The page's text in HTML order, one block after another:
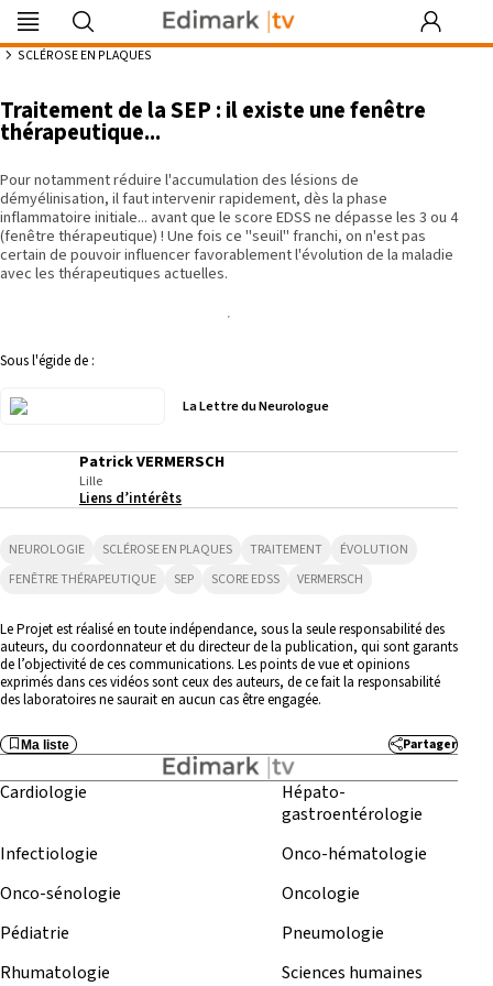
Formation
vous by Curie
Identifiant ou mot de passe oublié
Besoin d'aide ?
SCLÉROSE EN PLAQUES
6:53
Ma liste Partager
Traitement de la SEP : il existe une fenêtre
thérapeutique...
Pour notamment réduire l'accumulation des lésions de
démyélinisation, il faut intervenir rapidement, dès la phase
inflammatoire initiale... avant que le score EDSS ne dépasse les 3 ou 4
(fenêtre thérapeutique) ! Une fois ce "seuil" franchi, on n'est pas
certain de pouvoir influencer favorablement l'évolution de la maladie
avec les thérapeutiques actuelles.
Sous l'égide de :
La Lettre du Neurologue
Patrick VERMERSCH
Lille
Liens d’intérêts
NEUROLOGIE SCLÉROSE EN PLAQUES TRAITEMENT
ÉVOLUTION
FENÊTRE THÉRAPEUTIQUE
SEP SCORE EDSS VERMERSCH
Le Projet est réalisé en toute indépendance, sous la seule responsabilité des
auteurs, du coordonnateur et du directeur de la publication, qui sont garants
de l’objectivité de ces communications. Les points de vue et opinions
exprimés dans ces vidéos sont ceux des auteurs, de ce fait la responsabilité
des laboratoires ne saurait en aucun cas être engagée.
Cardiologie
Hépato-
gastroentérologie
Infectiologie
Onco-hématologie
Onco-sénologie
Oncologie
Pédiatrie
Pneumologie
Rhumatologie
Sciences humaines